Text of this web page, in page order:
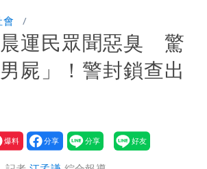
持槍押人！模特經紀人＋員工遭
會
運民眾聞惡臭 驚
屍」！警封鎖查出
料